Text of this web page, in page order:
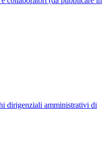
dirigenziali amministrativi di